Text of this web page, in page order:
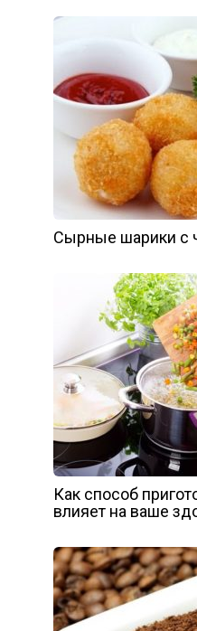
Сырные шарики с
Как способ
влияет на ваше